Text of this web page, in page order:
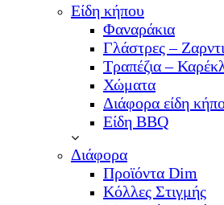
Είδη κήπου
Φαναράκια
Γλάστρες –
Τραπέζια –
Χώματα
Διάφορα είδη
Είδη BBQ
Διάφορα
Προϊόντα Dim
Κόλλες Στιγμής